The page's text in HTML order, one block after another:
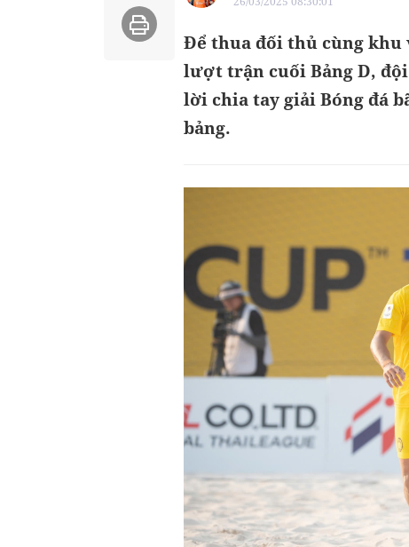
Để thua đối thủ cùng khu
lượt trận cuối Bảng D,
lời chia tay giải Bóng đá
bảng.